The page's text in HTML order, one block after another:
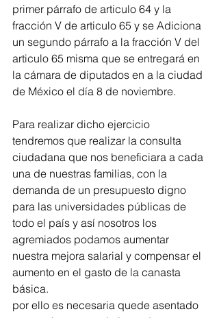
primer párrafo de articulo 64 y la
fracción V de articulo 65 y se Adiciona
un segundo párrafo a la fracción V del
articulo 65 misma que se entregará en
la cámara de diputados en a la ciudad
de México el día 8 de noviembre.
Para realizar dicho ejercicio
tendremos que realizar la consulta
ciudadana que nos beneficiara a cada
una de nuestras familias, con la
demanda de un presupuesto digno
para las universidades públicas de
todo el país y así nosotros los
agremiados podamos aumentar
nuestra mejora salarial y compensar el
aumento en el gasto de la canasta
básica.
por ello es necesaria quede asentado